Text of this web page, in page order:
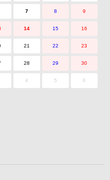
7 8 9
14 15 16
21 22 23
28 29 30
4 5 6